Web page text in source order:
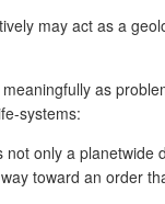
may act as a
as
systems:
only a planetwide
toward an order